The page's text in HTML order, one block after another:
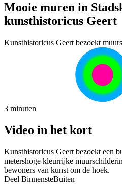
Mooie muren in
kunsthistoricus Geert
Kunsthistoricus Geert bezoekt
3 minuten
Video in het kort
Kunsthistoricus Geert bezoekt een
metershoge kleurrijke
bewoners van kunst om de hoek.
Deel BinnensteBuiten